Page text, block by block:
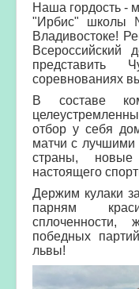
Наша гордость -
"Ирбис" школы
Владивостоке!
Всероссийский
представить
соревнованиях
В составе
отбор у себя
матчи с
страны,
настоящего
Держим кулаки
парням
сплоченности,
победных
львы!